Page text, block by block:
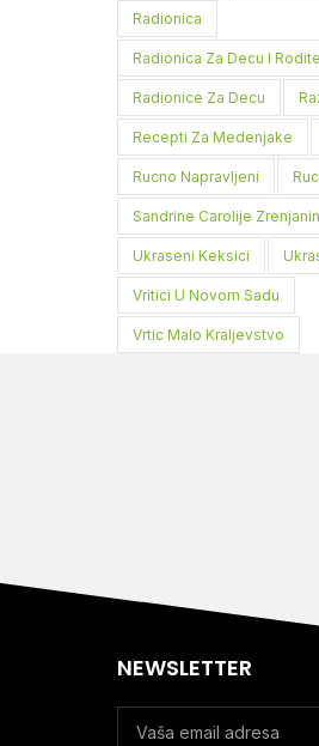
Radionica
Radionica Za Decu I
Radionice Za Decu
Recepti Za Medenjake
Rucno Napravljeni
Sandrine Carolije Zrenjanin
Ukraseni Keksici
Vritici U Novom Sadu
Vrtic Malo Kraljevstvo
NEWSLETTER